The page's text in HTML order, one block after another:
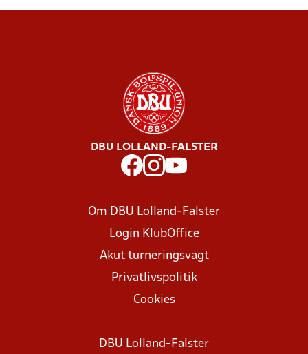
DBU LOLLAND-FALSTER
Om DBU Lolland-Falster
Login KlubOffice
Akut turneringsvagt
Privatlivspolitik
Cookies
DBU Lolland-Falster